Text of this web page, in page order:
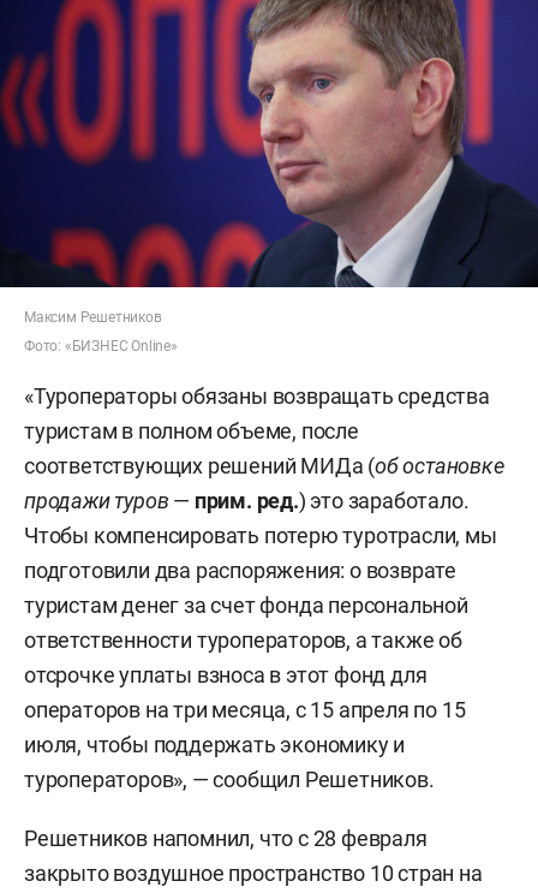
Максим Решетников
Фото: «БИЗНЕС Online»
«Туроператоры обязаны возвращать средства
туристам в полном объеме, после
соответствующих решений МИДа (об остановке
продажи туров — прим. ред.) это заработало.
Чтобы компенсировать потерю туротрасли, мы
подготовили два распоряжения: о возврате
туристам денег за счет фонда персональной
ответственности туроператоров, а также об
отсрочке уплаты взноса в этот фонд для
операторов на три месяца, с 15 апреля по 15
июля, чтобы поддержать экономику и
туроператоров», — сообщил Решетников.
Решетников напомнил, что с 28 февраля
закрыто воздушное пространство 10 стран на